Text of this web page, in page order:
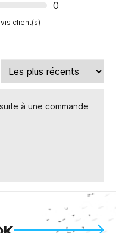
0
client(s)
à une commande